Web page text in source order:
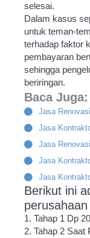
selesai.
Dalam kasus
untuk teman-
terhadap faktor
pembayaran
sehingga
beriringan.
Baca Juga:
Jasa
Jasa
Jasa
Jasa
Jasa
Berikut ini
1. Tahap 1 Dp
2. Tahap 2 Saat